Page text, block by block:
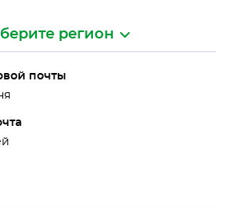
регион
почты